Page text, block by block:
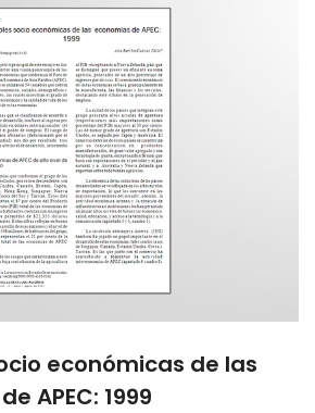
económicas de las
APEC: 1999